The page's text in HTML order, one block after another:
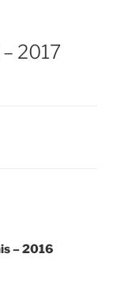
2017
– 2016